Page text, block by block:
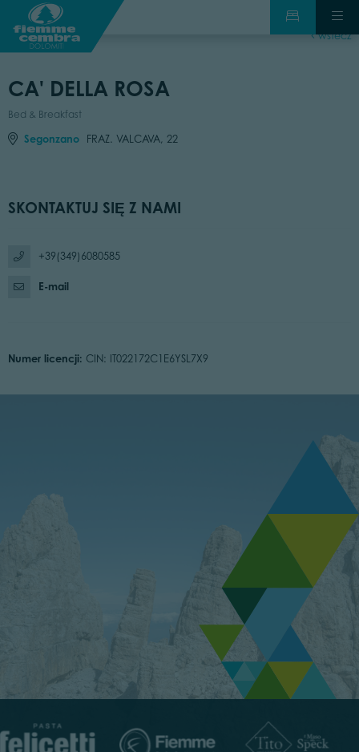
wstecz
CA' DELLA ROSA
Bed & Breakfast
Segonzano FRAZ. VALCAVA, 22
SKONTAKTUJ SIĘ Z NAMI
+39(349)6080585
E-mail
Numer licencji: CIN: IT022172C1E6YSL7X9